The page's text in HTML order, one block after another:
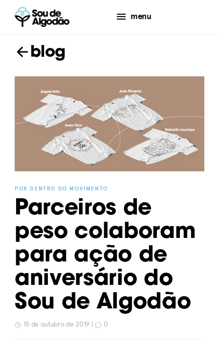
menu
blog
POR DENTRO DO MOVIMENTO
Parceiros de
peso colaboram
para ação de
aniversário do
Sou de Algodão
15 de outubro de 2019 | 0